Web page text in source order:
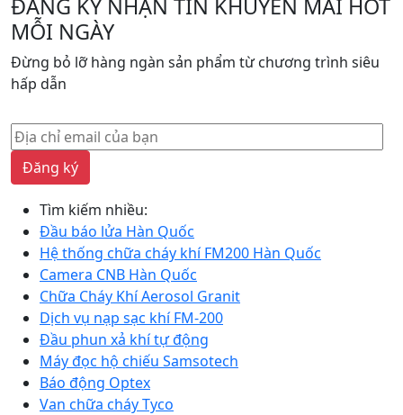
ĐĂNG KÝ NHẬN TIN KHUYẾN MÃI HOT
MỖI NGÀY
Đừng bỏ lỡ hàng ngàn sản phẩm từ chương trình siêu
hấp dẫn
Đăng ký
Tìm kiếm nhiều:
Đầu báo lửa Hàn Quốc
Hệ thống chữa cháy khí FM200 Hàn Quốc
Camera CNB Hàn Quốc
Chữa Cháy Khí Aerosol Granit
Dịch vụ nạp sạc khí FM-200
Đầu phun xả khí tự động
Máy đọc hộ chiếu Samsotech
Báo động Optex
Van chữa cháy Tyco